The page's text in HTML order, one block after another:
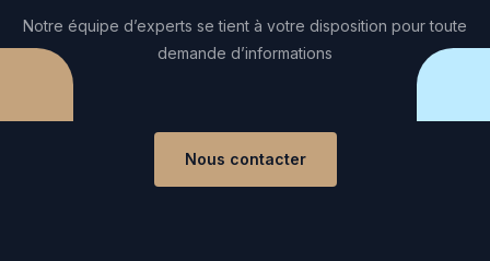
Notre équipe d’experts se tient à votre disposition pour toute
demande d’informations
Nous contacter